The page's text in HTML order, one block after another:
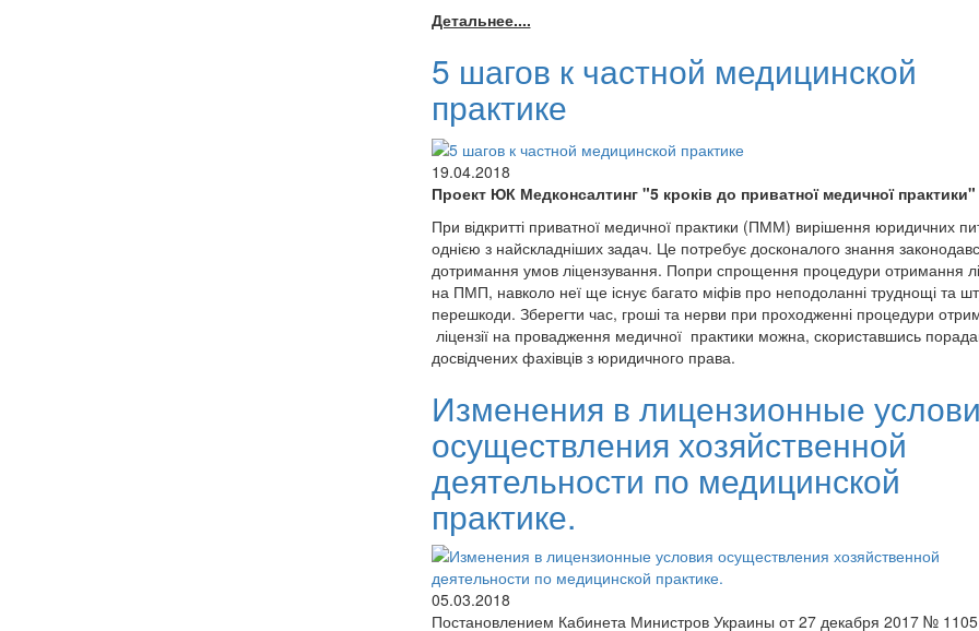
Детальнее....
5 шагов к частной медицинской
практике
19.04.2018
Проект ЮК Медконсалтинг "5 кроків до приватної медичної практики"
При відкритті приватної медичної практики (ПММ) вирішення юридичних
однією з найскладніших задач. Це потребує досконалого знання
дотримання умов ліцензування. Попри спрощення процедури отримання
на ПМП, навколо неї ще існує багато міфів про неподоланні труднощі та
перешкоди. Зберегти час, гроші та нерви при проходженні процедури
ліцензії на провадження медичної практики можна, скориставшись
досвідчених фахівців з юридичного права.
Изменения в лицензионные
осуществления хозяйственной
деятельности по медицинской
практике.
05.03.2018
Постановлением Кабинета Министров Украины от 27 декабря 2017 № 1105